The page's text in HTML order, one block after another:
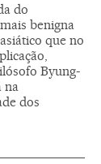
do
benigna
que no
Byung-
na
dos